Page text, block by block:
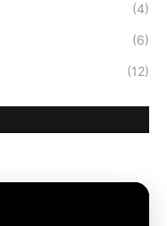
(4)
(6)
(12)